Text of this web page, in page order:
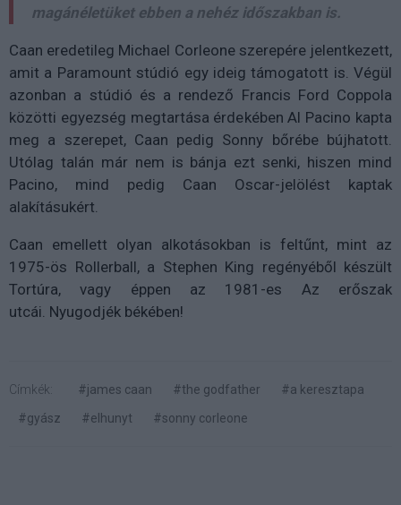
magánéletüket ebben a nehéz időszakban is.
Caan eredetileg Michael Corleone szerepére jelentkezett,
amit a Paramount stúdió egy ideig támogatott is. Végül
azonban a stúdió és a rendező Francis Ford Coppola
közötti egyezség megtartása érdekében Al Pacino kapta
meg a szerepet, Caan pedig Sonny bőrébe bújhatott.
Utólag talán már nem is bánja ezt senki, hiszen mind
Pacino, mind pedig Caan Oscar-jelölést kaptak
alakításukért.
Caan emellett olyan alkotásokban is feltűnt, mint az
1975-ös Rollerball, a Stephen King regényéből készült
Tortúra, vagy éppen az 1981-es Az erőszak
utcái. Nyugodjék békében!
Címkék: #james caan #the godfather
#a keresztapa
#gyász
#elhunyt #sonny corleone